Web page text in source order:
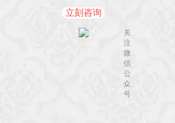
立刻咨询
关
注
微
信
公
众
号